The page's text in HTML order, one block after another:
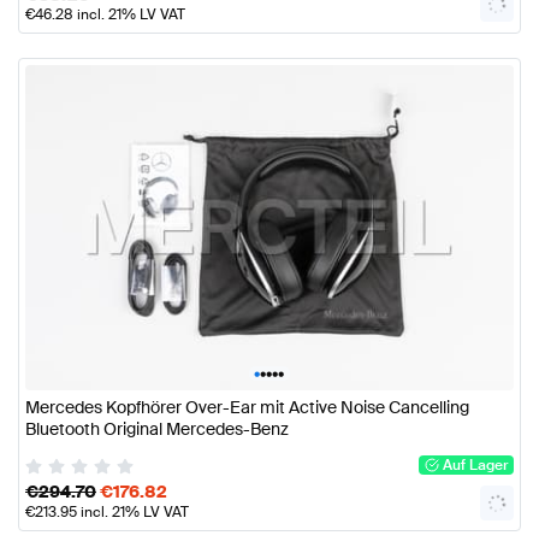
€46.28 incl. 21% LV VAT
•••••
Mercedes Kopfhörer Over-Ear mit Active Noise Cancelling
Bluetooth Original Mercedes-Benz
Auf Lager
€294.70€176.82
€213.95incl. 21% LV VAT